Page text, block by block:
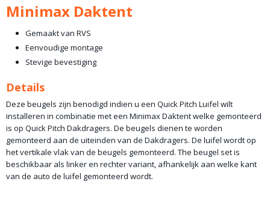
Minimax Daktent
Gemaakt van RVS
Eenvoudige montage
Stevige bevestiging
Details
Deze beugels zijn benodigd indien u een Quick Pitch Luifel wilt
installeren in combinatie met een Minimax Daktent welke gemonteerd
is op Quick Pitch Dakdragers. De beugels dienen te worden
gemonteerd aan de uiteinden van de Dakdragers. De luifel wordt op
het vertikale vlak van de beugels gemonteerd. The beugel set is
beschikbaar als linker en rechter variant, afhankelijk aan welke kant
van de auto de luifel gemonteerd wordt.